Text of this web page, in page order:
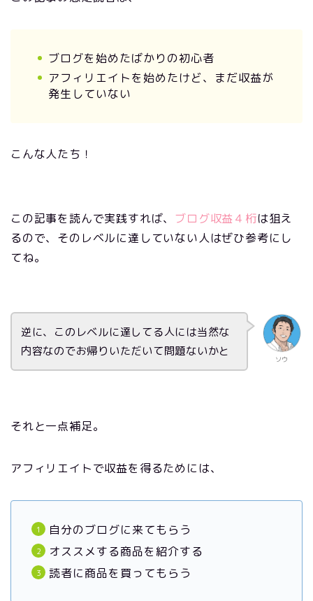
ブログを始めたばかりの初心者
アフィリエイトを始めたけど、まだ収益が
発生していない
こんな人たち！
この記事を読んで実践すれば、 ブログ収益４桁は狙え
るので、そのレベルに達していない人はぜひ参考にし
てね。
ソウ
逆に、このレベルに達してる人には当然な
内容なのでお帰りいただいて問題ないかと
それと一点補足。
アフィリエイトで収益を得るためには、
自分のブログに来てもらう
オススメする商品を紹介する
読者に商品を買ってもらう